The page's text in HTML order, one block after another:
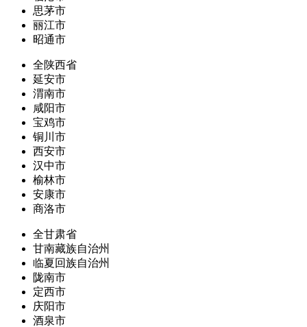
思茅市
丽江市
昭通市
全陕西省
延安市
渭南市
咸阳市
宝鸡市
铜川市
西安市
汉中市
榆林市
安康市
商洛市
全甘肃省
甘南藏族自治州
临夏回族自治州
陇南市
定西市
庆阳市
酒泉市